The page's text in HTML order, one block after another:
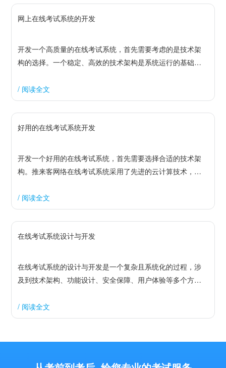
助数据，提供了高效的数据存取和扩展能力。这种架构不仅
提高了数据管理的效率，还使得系统在处理大规模数据时依
网上在线考试系统的开发
开发一个高质量的在线考试系统，首先需要考虑的是技术架
构的选择。一个稳定、高效的技术架构是系统运行的基础。
了系统的高可用性和扩展性。云计算的优势在于其分布式架
构，可以处理大量的并发请求，从而避免考试过程中因服务
器负载过高而导致的系统崩溃。此外，云计算还提供了灵活
的资源调配能力，根据考试规模动态调整计算资源，提高了
/ 阅读全文
好用的在线考试系统开发
开发一个好用的在线考试系统，首先需要选择合适的技术架
构。推来客网络在线考试系统采用了先进的云计算技术，确
理大量的并发请求，避免了考试过程中因服务器负载过高而
导致的系统崩溃。此外，云计算还提供了灵活的资源调配能
力，可以根据考试规模动态调整计算资源，提高了资源利用
效率。这一技术选择不仅提升了系统的稳定性和可靠性，也
/ 阅读全文
在线考试系统设计与开发
在线考试系统的设计与开发是一个复杂且系统化的过程，涉
及到技术架构、功能设计、安全保障、用户体验等多个方
节，提供一个全面的指南，帮助开发者了解如何创建一个高
效、安全、用户友好的在线考试系统。
/ 阅读全文